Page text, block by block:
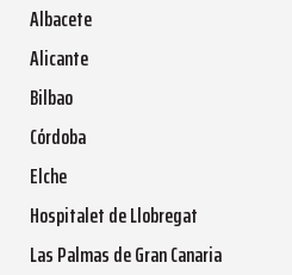
Albacete
Alicante
Bilbao
Córdoba
Elche
Hospitalet de Llobregat
Las Palmas de Gran Canaria